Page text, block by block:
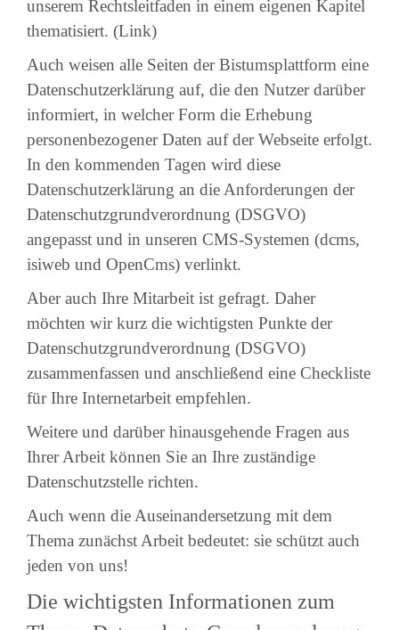
unserem Rechtsleitfaden in einem eigenen Kapitel
thematisiert. (Link)
Auch weisen alle Seiten der Bistumsplattform eine
Datenschutzerklärung auf, die den Nutzer darüber
informiert, in welcher Form die Erhebung
personenbezogener Daten auf der Webseite erfolgt.
In den kommenden Tagen wird diese
Datenschutzerklärung an die Anforderungen der
Datenschutzgrundverordnung (DSGVO)
angepasst und in unseren CMS-Systemen (dcms,
isiweb und OpenCms) verlinkt.
Aber auch Ihre Mitarbeit ist gefragt. Daher
möchten wir kurz die wichtigsten Punkte der
Datenschutzgrundverordnung (DSGVO)
zusammenfassen und anschließend eine Checkliste
für Ihre Internetarbeit empfehlen.
Weitere und darüber hinausgehende Fragen aus
Ihrer Arbeit können Sie an Ihre zuständige
Datenschutzstelle richten.
Auch wenn die Auseinandersetzung mit dem
Thema zunächst Arbeit bedeutet: sie schützt auch
jeden von uns!
Die wichtigsten Informationen zum